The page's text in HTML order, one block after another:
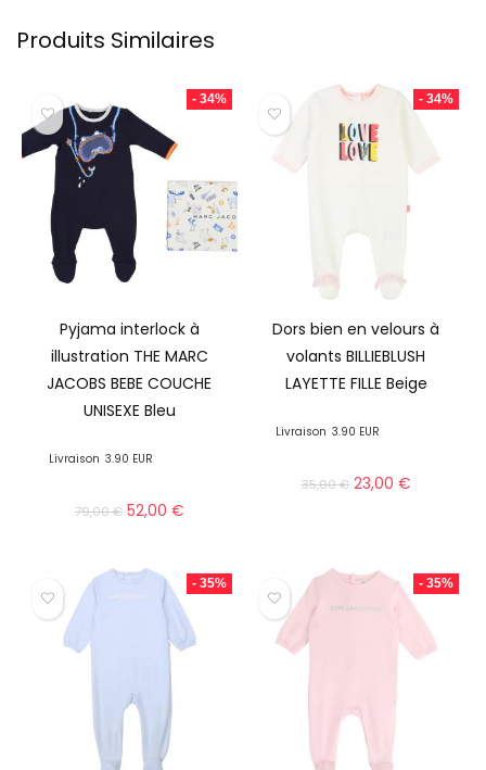
Produits Similaires
- 34%
Pyjama interlock à
illustration THE MARC
JACOBS BEBE COUCHE
UNISEXE Bleu
Livraison 3.90 EUR
79,00€ 52,00 €
- 34%
Dors bien en velours à
volants BILLIEBLUSH
LAYETTE FILLE Beige
Livraison 3.90 EUR
35,00€ 23,00 €
- 35% - 35%